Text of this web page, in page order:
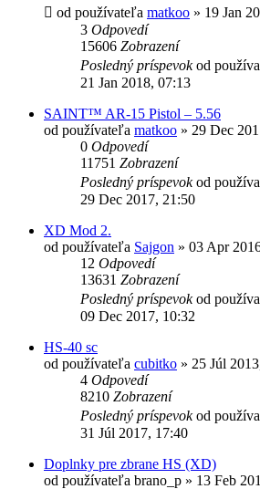
od používateľa matkoo » 19 Jan
3 Odpovedí
15606 Zobrazení
Posledný príspevokod
21 Jan 2018, 07:13
SAINT™ AR-15 Pistol – 5.56
od používateľa matkoo » 29 Dec
0 Odpovedí
11751 Zobrazení
Posledný príspevokod
29 Dec 2017, 21:50
XD Mod 2.
od používateľa Sajgon » 03 Apr
12 Odpovedí
13631 Zobrazení
Posledný príspevokod
09 Dec 2017, 10:32
HS-40 sc
od používateľa cubitko » 25 Júl
4 Odpovedí
8210 Zobrazení
Posledný príspevokod
31 Júl 2017, 17:40
Doplnky pre zbrane HS (XD)
od používateľa brano_p » 13 Feb